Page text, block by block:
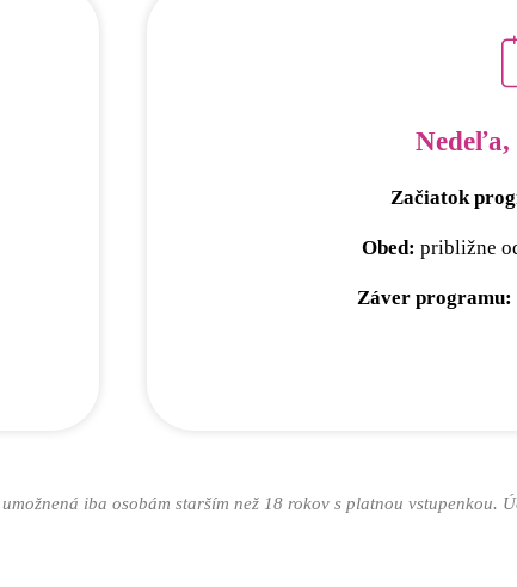
Nedeľa,
Začiatok
Obed: približne
Záver programu:
iba osobám starším než 18 rokov s platnou vstupenkou.